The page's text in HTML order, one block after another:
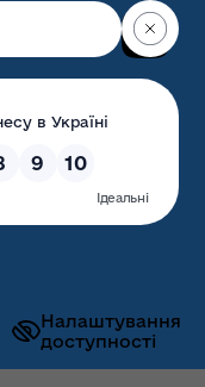
Налаштування
доступності